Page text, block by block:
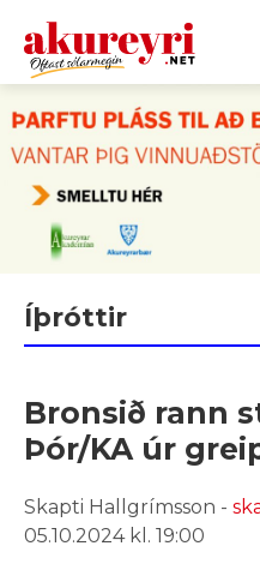
Leita
Íþróttir
Bronsið rann
Þór/KA úr
Skapti Hallgrímsson -
05.10.2024 kl. 19:00